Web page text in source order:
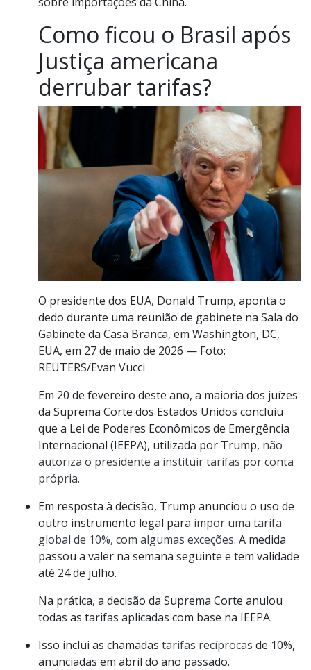
Como ficou o Brasil após
Justiça americana
derrubar tarifas?
O presidente dos EUA, Donald Trump, aponta o
dedo durante uma reunião de gabinete na Sala do
Gabinete da Casa Branca, em Washington, DC,
EUA, em 27 de maio de 2026 — Foto:
REUTERS/Evan Vucci
Em 20 de fevereiro deste ano, a maioria dos juízes
da Suprema Corte dos Estados Unidos concluiu
que a Lei de Poderes Econômicos de Emergência
Internacional (IEEPA), utilizada por Trump, não
autoriza o presidente a instituir tarifas por conta
própria.
Em resposta à decisão, Trump anunciou o uso de
outro instrumento legal para impor uma tarifa
global de 10%, com algumas exceções. A medida
passou a valer na semana seguinte e tem validade
até 24 de julho.
Na prática, a decisão da Suprema Corte anulou
todas as tarifas aplicadas com base na IEEPA.
Isso inclui as chamadas tarifas recíprocas de 10%,
anunciadas em abril do ano passado.